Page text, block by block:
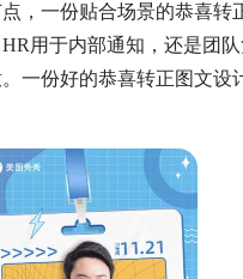
，一份贴合场景的恭喜转
用于内部通知，还是团
一份好的恭喜转正图文设